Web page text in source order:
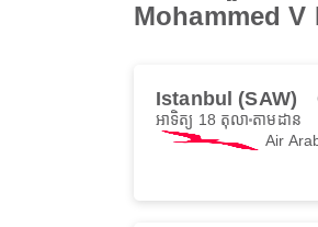
Mohammed
Istanbul (SAW)
អាទិត្យ 18 តុលា តាមដាន
Air